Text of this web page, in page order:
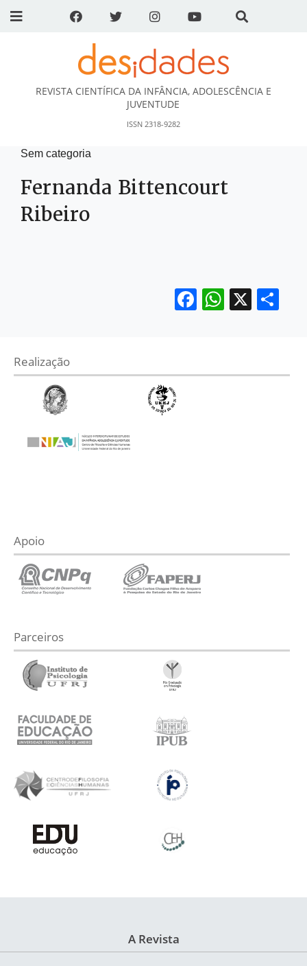
DESidades
REVISTA CIENTÍFICA DA INFÂNCIA, ADOLESCÊNCIA E
JUVENTUDE
ISSN 2318-9282
Sem categoria
Fernanda Bittencourt
Ribeiro
Facebook
X
Realização
Apoio
Parceiros
A Revista